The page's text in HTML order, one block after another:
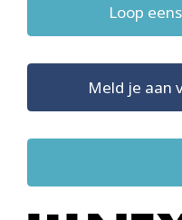
Loop
Meld je aan